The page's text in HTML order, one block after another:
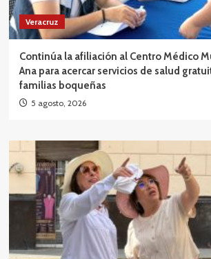
Veracruz
Continúa la afiliación al Centro Médico
Ana para acercar servicios de salud
familias boqueñas
5 agosto, 2026